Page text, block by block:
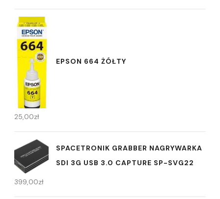
EPSON 664 ŻÓŁTY
25,00zł
SPACETRONIK GRABBER NAGRYWARKA
SDI 3G USB 3.0 CAPTURE SP-SVG22
399,00zł